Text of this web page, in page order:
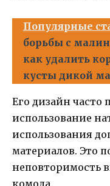
Популярные
борьбы с
как удалить
кусты дикой
Его дизайн часто
использование
использования
материалов. Это
неповторимость
комода.